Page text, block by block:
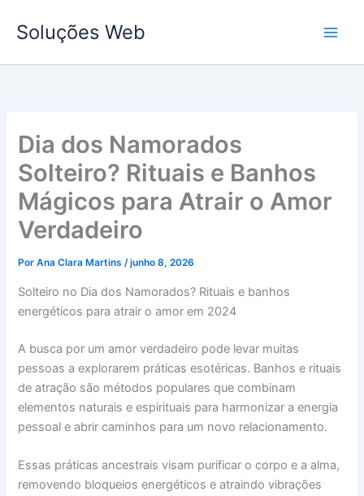
para
conteúdo
Soluções Web
Dia dos Namorados
Solteiro? Rituais e Banhos
Mágicos para Atrair o Amor
Verdadeiro
PorAna Clara Martins/junho 8, 2026
Solteiro no Dia dos Namorados? Rituais e banhos
energéticos para atrair o amor em 2024
A busca por um amor verdadeiro pode levar muitas
pessoas a explorarem práticas esotéricas. Banhos e rituais
de atração são métodos populares que combinam
elementos naturais e espirituais para harmonizar a energia
pessoal e abrir caminhos para um novo relacionamento.
Essas práticas ancestrais visam purificar o corpo e a alma,
removendo bloqueios energéticos e atraindo vibrações